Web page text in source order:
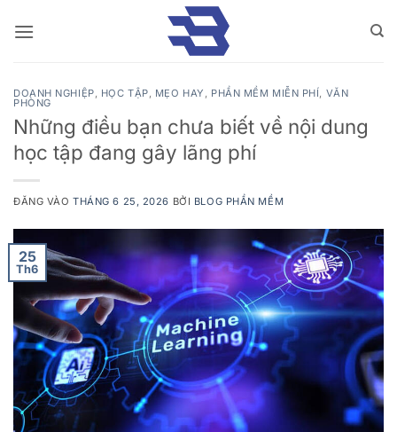
qua
DOANH NGHIỆP, HỌC TẬP, MẸO HAY , PHẦN MỀM MIỄN PHÍ, VĂN
PHÒNG
Những điều bạn chưa biết về nội dung
học tập đang gây lãng phí
ĐĂNG VÀOTHÁNG 6 25, 2026 BỞI BLOG PHẦN MỀM
25
Th6